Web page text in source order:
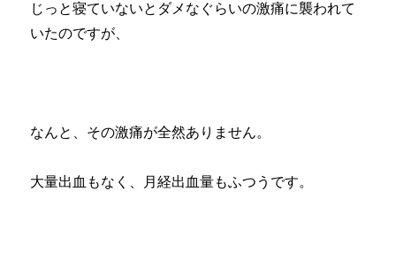
じっと寝ていないとダメなぐらいの激痛に襲われて
いたのですが、
なんと、その激痛が全然ありません。
大量出血もなく、月経出血量もふつうです。